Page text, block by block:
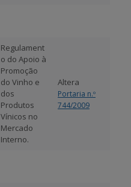
Regulament
o do Apoio à
Promoção
do Vinho e
dos
Produtos
Vínicos no
Mercado
Interno.
Altera
Portaria n.º
744/2009